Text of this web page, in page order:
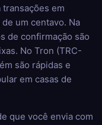
em
um centavo. Na
de confirmação são
No Tron (TRC-
são rápidas e
em casas de
que você envia com